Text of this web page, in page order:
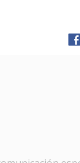
facebook